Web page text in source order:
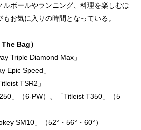
ルボールやランニング、料理を楽しむほ
お気に入りの時間となっている。
Bag）
Triple Diamond Max」
Epic Speed」
TSR2」
」（6-PW）、「Titleist T350」（5
SM10」（52°・56°・60°）